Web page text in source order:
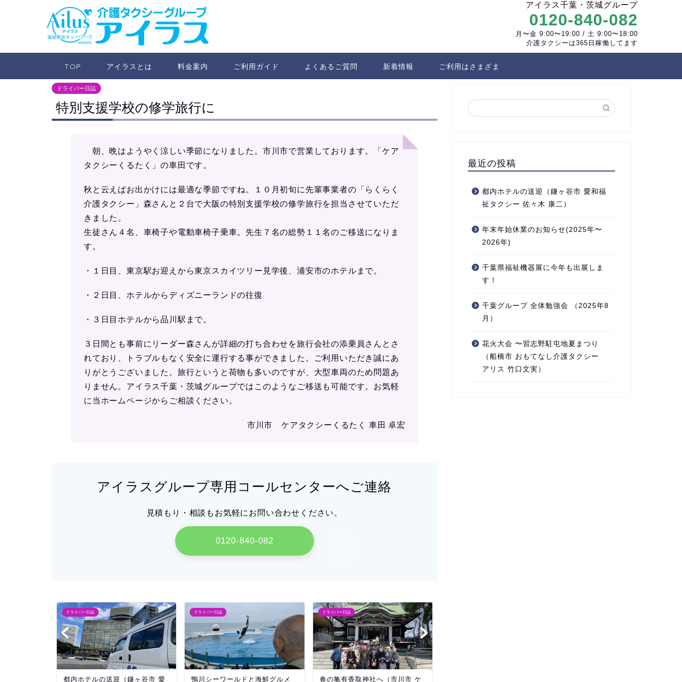
アイラス千葉・茨城グループ
0120-840-082
月〜金 9:00〜19:00 / 土 9:00〜18:00
介護タクシーは365日稼働してます
TOP アイラスとは 料金案内 ご利用ガイド よくあるご質問 新着情報 ご利用はさまざま
ドライバー日誌
特別支援学校の修学旅行に
朝、晩はようやく涼しい季節になりました。市川市で営業しております。「ケア
タクシーくるたく」の車田です。
秋と云えばお出かけには最適な季節ですね。１０月初旬に先輩事業者の「らくらく
介護タクシー」森さんと２台で大阪の特別支援学校の修学旅行を担当させていただ
きました。
生徒さん４名、車椅子や電動車椅子乗車。先生７名の総勢１１名のご移送になりま
す。
・１日目、東京駅お迎えから東京スカイツリー見学後、浦安市のホテルまで。
・２日目、ホテルからディズニーランドの往復
・３日目ホテルから品川駅まで。
３日間とも事前にリーダー森さんが詳細の打ち合わせを旅行会社の添乗員さんとさ
れており、トラブルもなく安全に運行する事ができました。ご利用いただき誠にあ
りがとうございました。旅行というと荷物も多いのですが、大型車両のため問題あ
りません。アイラス千葉・茨城グループではこのようなご移送も可能です。お気軽
に当ホームページからご相談ください。
市川市 ケアタクシーくるたく 車田 卓宏
アイラスグループ専用コールセンターへご連絡
見積もり・相談もお気軽にお問い合わせください。
0120-840-082
ドライバー日誌
都内ホテルの送迎（鎌ヶ谷市 愛
ドライバー日誌
鴨川シーワールドと海鮮グルメ
ドライバー日誌
春の亀有香取神社へ（市川市 ケ
最近の投稿
都内ホテルの送迎（鎌ヶ谷市 愛和福
祉タクシー 佐々木 康二）
年末年始休業のお知らせ(2025年〜
2026年)
千葉県福祉機器展に今年も出展しま
す！
千葉グループ 全体勉強会 （2025年8
月）
花火大会 〜習志野駐屯地夏まつり
（船橋市 おもてなし介護タクシー
アリス 竹口文実）